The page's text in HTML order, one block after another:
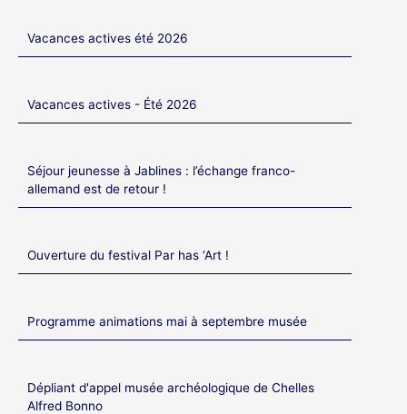
Vacances actives été 2026
Vacances actives - Été 2026
Séjour jeunesse à Jablines : l’échange franco-
allemand est de retour !
Ouverture du festival Par has ‘Art !
Programme animations mai à septembre musée
Dépliant d'appel musée archéologique de Chelles
Alfred Bonno